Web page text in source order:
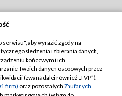
TVP
TVP
prywatności
aby wyrazić zgody na
śledzenia i zbierania danych,
końcowym i ich
Twoich danych osobowych przez
(zwaną dalej również „TVP”),
firm) oraz pozostałych Zaufanych